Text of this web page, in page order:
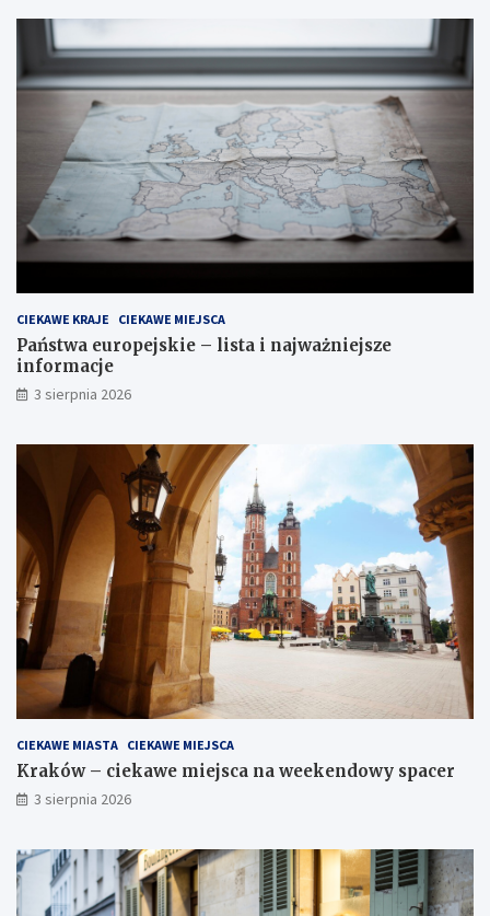
CIEKAWE KRAJE CIEKAWE MIEJSCA
Państwa europejskie – lista i najważniejsze
informacje
3 sierpnia 2026
CIEKAWE MIASTA CIEKAWE MIEJSCA
Kraków – ciekawe miejsca na weekendowy spacer
3 sierpnia 2026